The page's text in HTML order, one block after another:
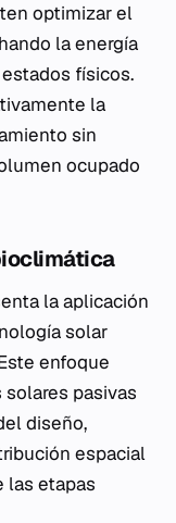
optimizar el
la energía
físicos.
la
sin
ocupado
la aplicación
solar
enfoque
pasivas
diseño,
espacial
las etapas